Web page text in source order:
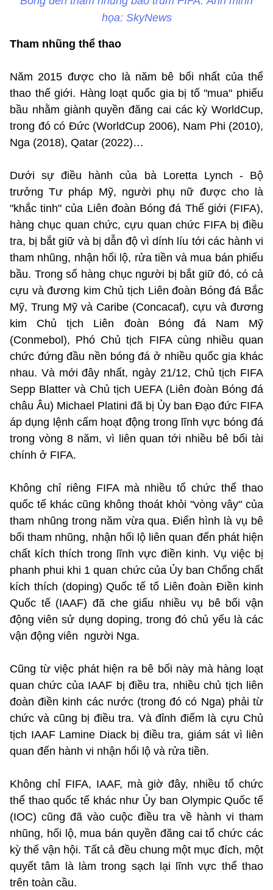
họa: SkyNews
Tham nhũng thể thao
Năm 2015 được cho là năm bê bối nhất của thể
thao thế giới. Hàng loạt quốc gia bị tố "mua" phiếu
bầu nhằm giành quyền đăng cai các kỳ WorldCup,
trong đó có Đức (WorldCup 2006), Nam Phi (2010),
Nga (2018), Qatar (2022)…
Dưới sự điều hành của bà Loretta Lynch - Bộ
trưởng Tư pháp Mỹ, người phụ nữ được cho là
"khắc tinh" của Liên đoàn Bóng đá Thế giới (FIFA),
hàng chục quan chức, cựu quan chức FIFA bị điều
tra, bị bắt giữ và bị dẫn độ vì dính líu tới các hành vi
tham nhũng, nhận hối lộ, rửa tiền và mua bán phiếu
bầu. Trong số hàng chục người bị bắt giữ đó, có cả
cựu và đương kim Chủ tịch Liên đoàn Bóng đá Bắc
Mỹ, Trung Mỹ và Caribe (Concacaf), cựu và đương
kim Chủ tịch Liên đoàn Bóng đá Nam Mỹ
(Conmebol), Phó Chủ tịch FIFA cùng nhiều quan
chức đứng đầu nền bóng đá ở nhiều quốc gia khác
nhau. Và mới đây nhất, ngày 21/12, Chủ tịch FIFA
Sepp Blatter và Chủ tịch UEFA (Liên đoàn Bóng đá
châu Âu) Michael Platini đã bị Ủy ban Đạo đức FIFA
áp dụng lệnh cấm hoạt động trong lĩnh vực bóng đá
trong vòng 8 năm, vì liên quan tới nhiều bê bối tài
chính ở FIFA.
Không chỉ riêng FIFA mà nhiều tổ chức thể thao
quốc tế khác cũng không thoát khỏi "vòng vây" của
tham nhũng trong năm vừa qua. Điển hình là vụ bê
bối tham nhũng, nhận hối lộ liên quan đến phát hiện
chất kích thích trong lĩnh vực điền kinh. Vụ việc bị
phanh phui khi 1 quan chức của Ủy ban Chống chất
kích thích (doping) Quốc tế tố Liên đoàn Điền kinh
Quốc tế (IAAF) đã che giấu nhiều vụ bê bối vận
động viên sử dụng doping, trong đó chủ yếu là các
vận động viên người Nga.
Cũng từ việc phát hiện ra bê bối này mà hàng loạt
quan chức của IAAF bị điều tra, nhiều chủ tịch liên
đoàn điền kinh các nước (trong đó có Nga) phải từ
chức và cũng bị điều tra. Và đỉnh điểm là cựu Chủ
tịch IAAF Lamine Diack bị điều tra, giám sát vì liên
quan đến hành vi nhận hối lộ và rửa tiền.
Không chỉ FIFA, IAAF, mà giờ đây, nhiều tổ chức
thể thao quốc tế khác như Ủy ban Olympic Quốc tế
(IOC) cũng đã vào cuộc điều tra về hành vi tham
nhũng, hối lộ, mua bán quyền đăng cai tổ chức các
kỳ thế vận hội. Tất cả đều chung một mục đích, một
quyết tâm là làm trong sạch lại lĩnh vực thể thao
trên toàn cầu.